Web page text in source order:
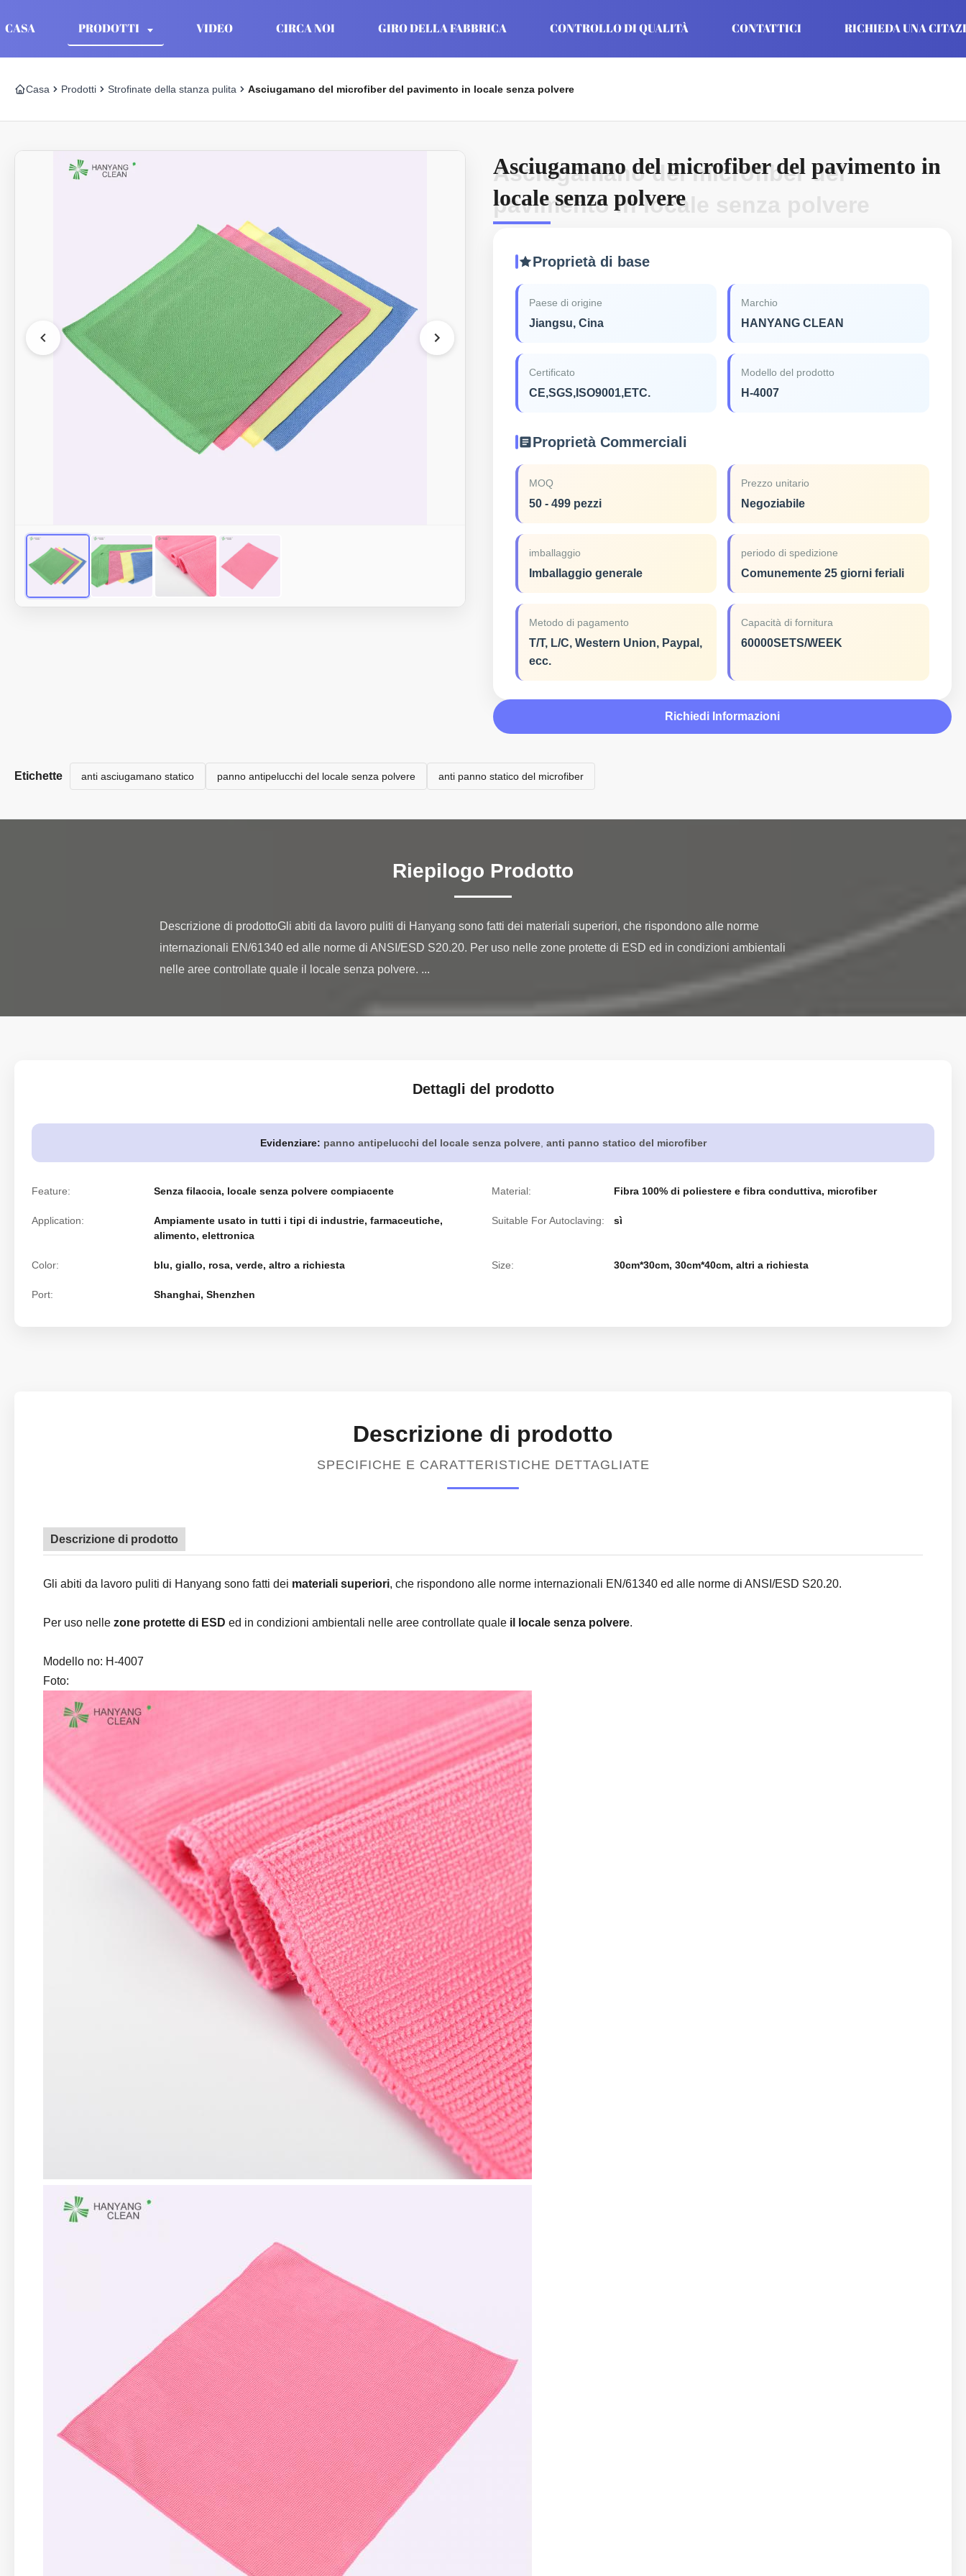
CASA PRODOTTI VIDEO CIRCA NOI GIRO DELLA FABBRICA CONTROLLO DI QUALITÀ CONTATTICI RICHIEDA UNA
Casa Prodotti Strofinate della stanza pulita Asciugamano del microfiber del pavimento in locale senza polvere
Asciugamano del microfiber del pavimento in
locale senza polvere
Asciugamano del microfiber del
pavimento in locale senza polvere
Proprietà di base
Paese di origine
Jiangsu, Cina
Marchio
HANYANG CLEAN
Certificato
CE,SGS,ISO9001,ETC.
Modello del prodotto
H-4007
Proprietà Commerciali
MOQ
50 - 499 pezzi
Prezzo unitario
Negoziabile
imballaggio
Imballaggio generale
periodo di spedizione
Comunemente 25 giorni feriali
Metodo di pagamento
T/T, L/C, Western Union, Paypal,
ecc.
Capacità di fornitura
60000SETS/WEEK
Richiedi Informazioni
Etichette anti asciugamano statico panno antipelucchi del locale senza polvere anti panno statico del microfiber
Riepilogo Prodotto
Descrizione di prodottoGli abiti da lavoro puliti di Hanyang sono fatti dei materiali superiori, che rispondono alle norme
internazionali EN/61340 ed alle norme di ANSI/ESD S20.20. Per uso nelle zone protette di ESD ed in condizioni ambientali
nelle aree controllate quale il locale senza polvere. ...
Dettagli del prodotto
Evidenziare: panno antipelucchi del locale senza polvere, anti panno statico del microfiber
Feature: Senza filaccia, locale senza polvere compiacente Material: Fibra 100% di poliestere e fibra conduttiva, microfiber
Application:
Ampiamente usato in tutti i tipi di industrie, farmaceutiche,
alimento, elettronica
Suitable For Autoclaving: sì
Color: blu, giallo, rosa, verde, altro a richiesta Size: 30cm*30cm, 30cm*40cm, altri a richiesta
Port: Shanghai, Shenzhen
Descrizione di prodotto
SPECIFICHE E CARATTERISTICHE DETTAGLIATE
Descrizione di prodotto
Gli abiti da lavoro puliti di Hanyang sono fatti dei materiali superiori, che rispondono alle norme internazionali EN/61340 ed alle norme di ANSI/ESD S20.20.
Per uso nelle zone protette di ESD ed in condizioni ambientali nelle aree controllate quale il locale senza polvere.
Modello no: H-4007
Foto: